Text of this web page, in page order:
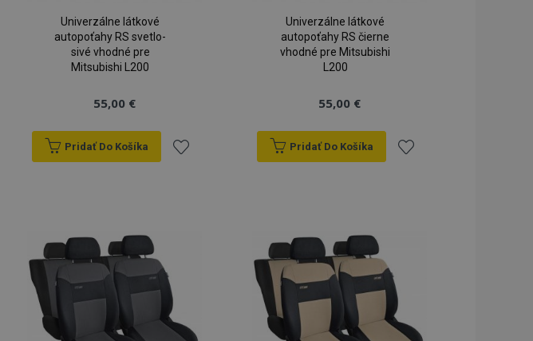
Univerzálne látkové
autopoťahy RS svetlo-
sivé vhodné pre
Mitsubishi L200
55,00 €
Pridať Do Košíka
prianí
Univerzálne látkové
autopoťahy RS čierne
vhodné pre Mitsubishi
L200
55,00 €
Pridať Do Košíka
prianí